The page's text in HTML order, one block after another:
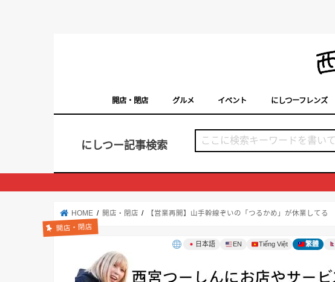
開店・閉店 グルメ イベント にしつーフレンズ
にしつー記事検索
HOME 開店・閉店 【営業再開】山手幹線ぞいの「つるかめ」が休業してる
開店・閉店
日本語 EN Tiếng Việt 繁體